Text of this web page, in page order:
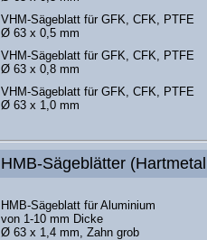
VHM-Sägeblatt für GFK, CFK, PTFE
Ø 63 x 0,5 mm
VHM-Sägeblatt für GFK, CFK, PTFE
Ø 63 x 0,8 mm
VHM-Sägeblatt für GFK, CFK, PTFE
Ø 63 x 1,0 mm
HMB-Sägeblätter
HMB-Sägeblatt für Aluminium
von 1-10 mm Dicke
Ø 63 x 1,4 mm, Zahn grob